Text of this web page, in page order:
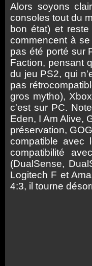
Alors soyons
consoles tout du
bon état) et
commencent à
pas été porté sur
Faction, pensant
du jeu PS2, qui
pas
gros mytho),
c'est sur PC.
Eden, I Am Alive,
préservation,
compatible avec
compatibilité
(DualSense,
Logitech F et
4:3, il tourne